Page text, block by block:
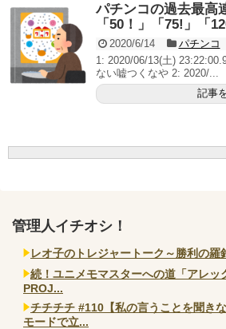
AngelBeats!とかいうクソアニメ
Powered by livedoor 相互RSS
パチンコの過去最高
「50！」「75!」「
2020/6/14 パチンコ
1: 2020/06/13(土)
ない嘘つくなや 2: 2020/...
記事
管理人イチオシ！
レオ子のトレジャートーク～勝利の羅
続！ユニメモマスターへの道「アレッ
PROJ...
チチチチ #110【私の言うことを聞き
モードで立...